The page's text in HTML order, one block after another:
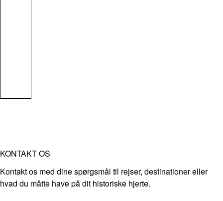
KONTAKT OS
Kontakt os med dine spørgsmål til rejser, destinationer eller
hvad du måtte have på dit historiske hjerte.